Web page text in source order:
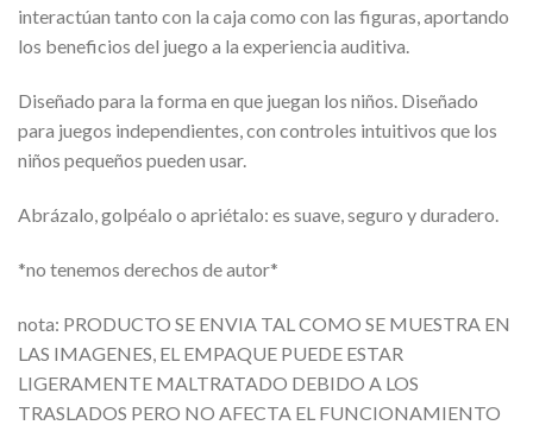
interactúan tanto con la caja como con las figuras, aportando
los beneficios del juego a la experiencia auditiva.
Diseñado para la forma en que juegan los niños. Diseñado
para juegos independientes, con controles intuitivos que los
niños pequeños pueden usar.
Abrázalo, golpéalo o apriétalo: es suave, seguro y duradero.
*no tenemos derechos de autor*
nota: PRODUCTO SE ENVIA TAL COMO SE MUESTRA EN
LAS IMAGENES, EL EMPAQUE PUEDE ESTAR
LIGERAMENTE MALTRATADO DEBIDO A LOS
TRASLADOS PERO NO AFECTA EL FUNCIONAMIENTO